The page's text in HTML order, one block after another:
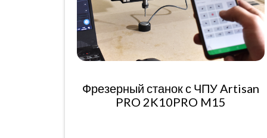
Фрезерный станок с ЧПУ Artisan
PRO 2K10PRO M15